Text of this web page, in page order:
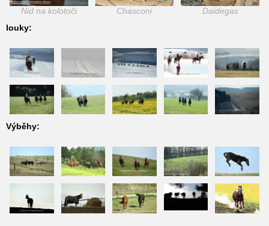
Nid na kolotoči Chasconi Daidegas
louky:
Výběhy: